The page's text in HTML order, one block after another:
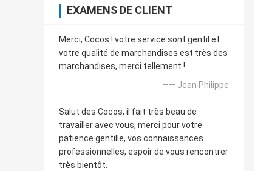
EXAMENS DE CLIENT
Merci, Cocos ! votre service sont gentil et
votre qualité de marchandises est très des
marchandises, merci tellement !
—— Jean Philippe
Salut des Cocos, il fait très beau de
travailler avec vous, merci pour votre
patience gentille, vos connaissances
professionnelles, espoir de vous rencontrer
très bientôt.